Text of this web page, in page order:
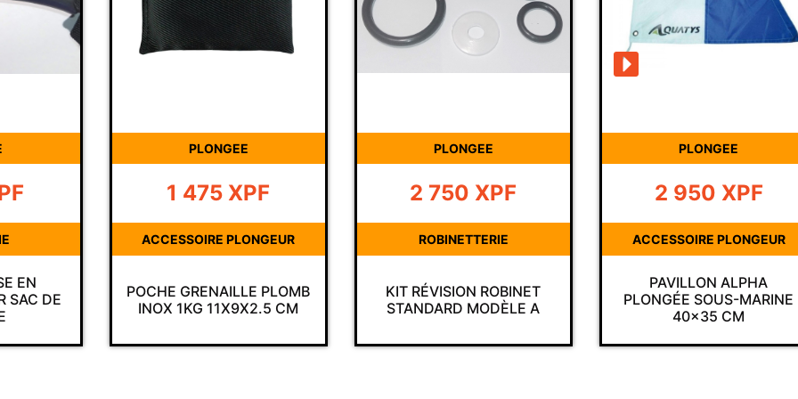
GRENAILLE PLOMB
1KG 11X9X2.5 CM
475
PLONGEUR
KIT RÉVISION ROBINET
STANDARD MODÈLE A
2 750
ROBINETTERIE
PAVILLON ALPHA
PLONGÉE SOUS-MARINE
40×35 CM
2 950
ACCESSOIRE PLONGEUR
PROTECTION
NOIR POUR
1 500